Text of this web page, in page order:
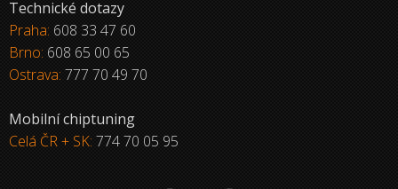
Technické dotazy
Praha: 608 33 47 60
Brno: 608 65 00 65
Ostrava: 777 70 49 70
Mobilní chiptuning
Celá ČR + SK: 774 70 05 95